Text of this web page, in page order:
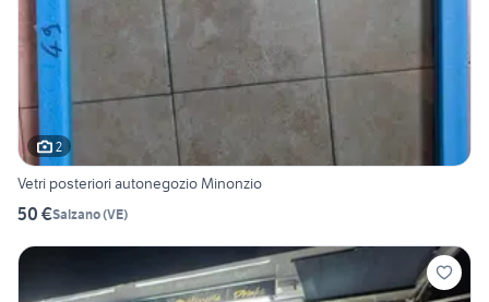
2
Vetri posteriori autonegozio Minonzio
50 €Salzano(VE)